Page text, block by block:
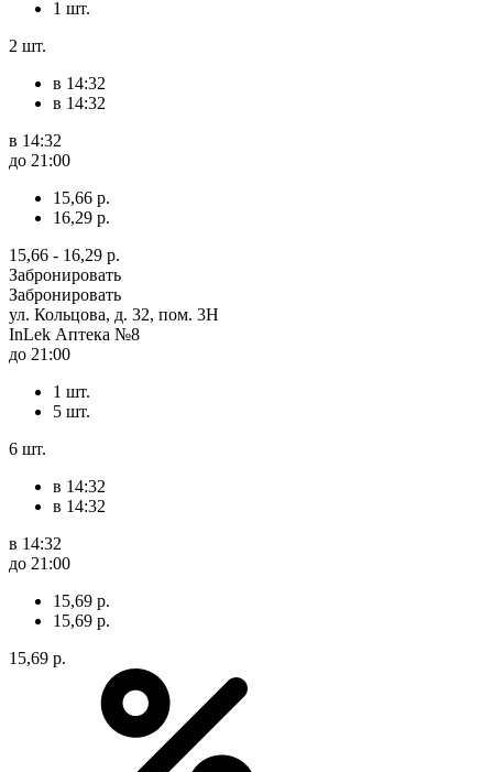
1 шт.
2 шт.
в 14:32
в 14:32
в 14:32
до 21:00
15,66 р.
16,29 р.
15,66 - 16,29 р.
Забронировать
Забронировать
ул. Кольцова, д. 32, пом. 3Н
InLek Аптека №8
до 21:00
1 шт.
5 шт.
6 шт.
в 14:32
в 14:32
в 14:32
до 21:00
15,69 р.
15,69 р.
15,69 р.